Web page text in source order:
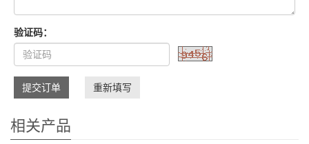
验证码：
提交订单 重新填写
相关产品